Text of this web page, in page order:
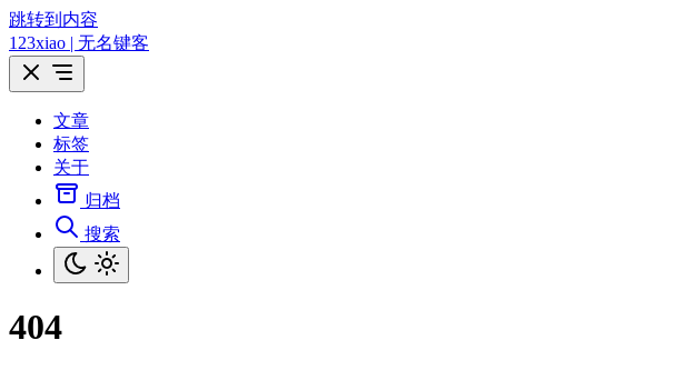
跳转到内容
123xiao | 无名键客
文章
标签
关于
归档
搜索
404